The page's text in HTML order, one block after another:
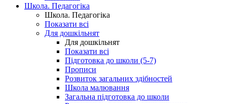
Школа. Педагогіка
Школа. Педагогіка
Показати всі
Для дошкільнят
Для дошкільнят
Показати всі
Підготовка до школи (5-7)
Прописи
Розвиток загальних здібностей
Школа малювання
Загальна підготовка до школи